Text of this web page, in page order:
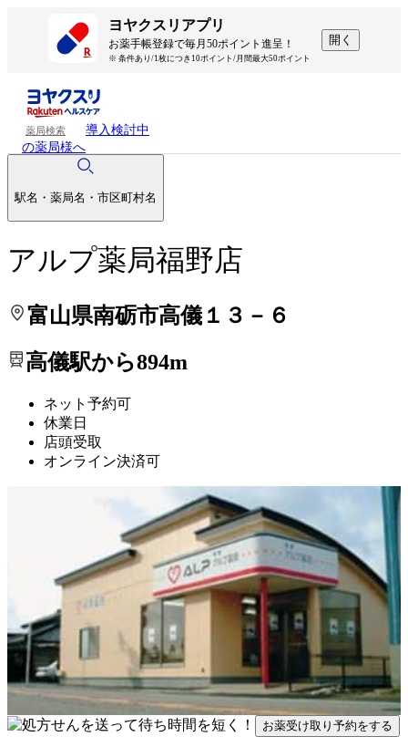
ヨヤクスリアプリ
お薬手帳登録で毎月50ポイント進呈！
※ 条件あり/1枚につき10ポイント/月間最大50ポイント
開く
薬局検索
導入検討中
の薬局様へ
駅名・薬局名・市区町村名
アルプ薬局福野店
富山県南砺市高儀１３－６
高儀駅から894m
ネット予約可
休業日
店頭受取
オンライン決済可
処方せんを送って待ち時間を短く！
お薬受け取り予約をする
処方せんを送って待ち時間を短く！